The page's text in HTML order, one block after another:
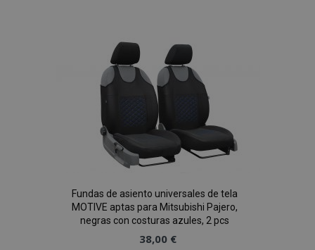
Deseos
Fundas de asiento universales de tela
MOTIVE aptas para Mitsubishi Pajero,
negras con costuras azules, 2 pcs
38,00 €